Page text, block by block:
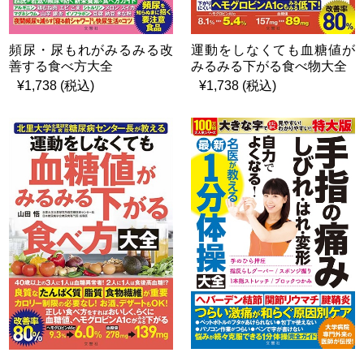
頻尿・尿もれがみるみる改
善する食べ方大全
¥1,738 (税込)
運動をしなくても血糖値が
みるみる下がる食べ物大全
¥1,738 (税込)